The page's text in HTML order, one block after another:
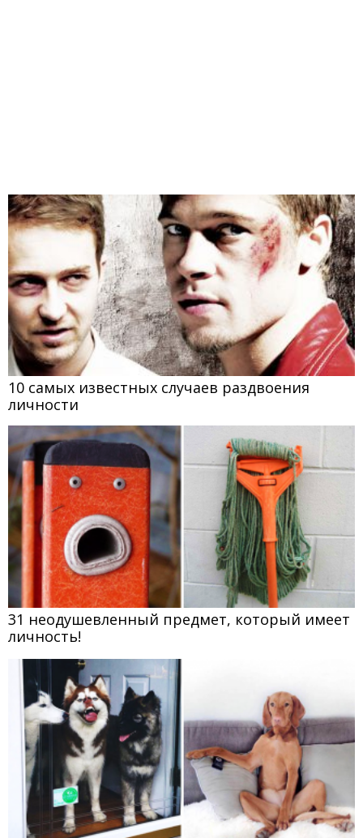
10 самых известных случаев раздвоения
личности
31 неодушевленный предмет, который имеет
личность!